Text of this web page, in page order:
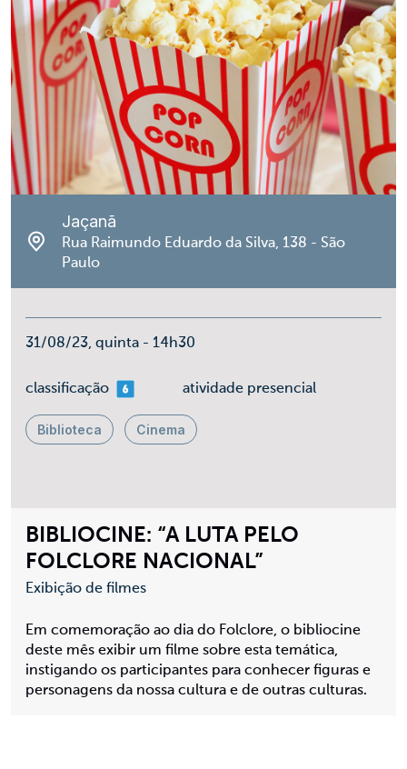
BIBLIOCINE: “A LUTA PELO
FOLCLORE NACIONAL”
Exibição de filmes
Em comemoração ao dia do Folclore, o bibliocine
deste mês exibir um filme sobre esta temática,
instigando os participantes para conhecer figuras e
personagens da nossa cultura e de outras culturas.
Jaçanã
Rua Raimundo Eduardo da Silva, 138 - São
Paulo
31/08/23, quinta - 14h30
classificaçãomais 06 atividade presencial
Biblioteca Cinema